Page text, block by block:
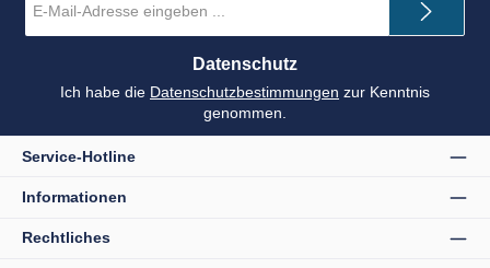
Mail-
*
Datenschutz
Ich habe die Datenschutzbestimmungen zur Kenntnis
genommen.
Service-Hotline
Informationen
Rechtliches